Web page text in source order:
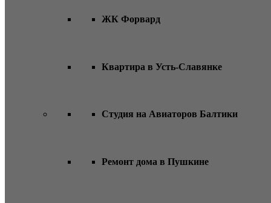
ЖК Форвард
Квартира в Усть-Славянке
Студия на Авиаторов Балтики
Ремонт дома в Пушкине